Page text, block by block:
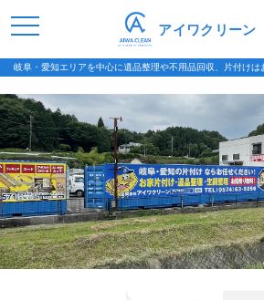
岐阜・愛知エリアを中心に遺品整理や不用品回収、片付け
アイワクリーン